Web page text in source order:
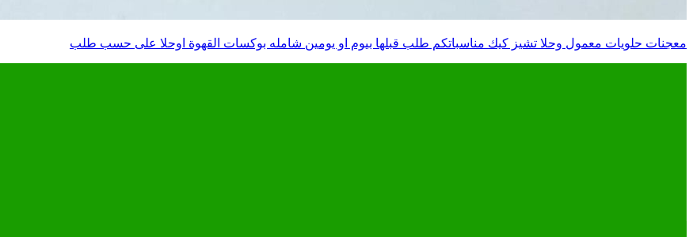
معجنات حلويات معمول وحلا تشيز كيك مناسباتكم طلب قبلها بيوم او يومين شامله بوكسات القهوة اوحلا على حسب طلب